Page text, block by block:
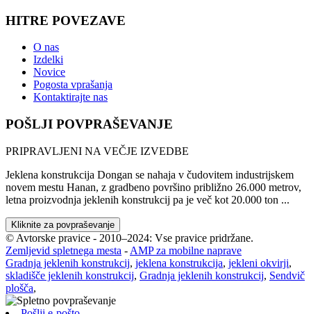
HITRE POVEZAVE
O nas
Izdelki
Novice
Pogosta vprašanja
Kontaktirajte nas
POŠLJI POVPRAŠEVANJE
PRIPRAVLJENI NA VEČJE IZVEDBE
Jeklena konstrukcija Dongan se nahaja v čudovitem industrijskem
novem mestu Hanan, z gradbeno površino približno 26.000 metrov,
letna proizvodnja jeklenih konstrukcij pa je več kot 20.000 ton ...
Kliknite za povpraševanje
© Avtorske pravice - 2010–2024: Vse pravice pridržane.
Zemljevid spletnega mesta - AMP za mobilne naprave
Gradnja jeklenih konstrukcij, jeklena konstrukcija, jekleni okvirji,
skladišče jeklenih konstrukcij, Gradnja jeklenih konstrukcij, Sendvič
plošča,